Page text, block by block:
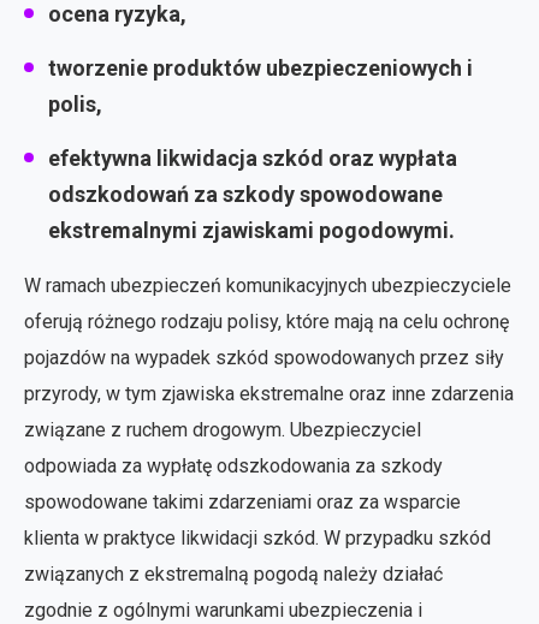
ocena ryzyka,
tworzenie produktów ubezpieczeniowych i
polis,
efektywna likwidacja szkód oraz wypłata
odszkodowań za szkody spowodowane
ekstremalnymi zjawiskami pogodowymi.
W ramach ubezpieczeń komunikacyjnych ubezpieczyciele
oferują różnego rodzaju polisy, które mają na celu ochronę
pojazdów na wypadek szkód spowodowanych przez siły
przyrody, w tym zjawiska ekstremalne oraz inne zdarzenia
związane z ruchem drogowym. Ubezpieczyciel
odpowiada za wypłatę odszkodowania za szkody
spowodowane takimi zdarzeniami oraz za wsparcie
klienta w praktyce likwidacji szkód. W przypadku szkód
związanych z ekstremalną pogodą należy działać
zgodnie z ogólnymi warunkami ubezpieczenia i